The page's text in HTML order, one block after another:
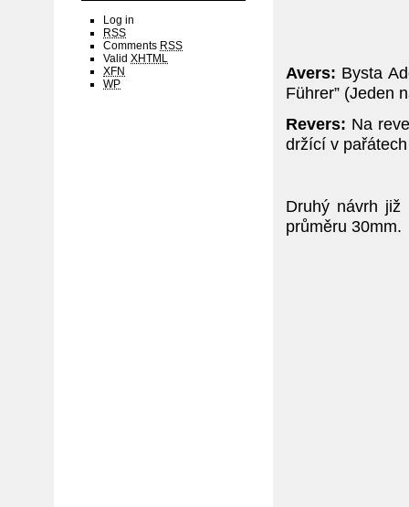
Log in
RSS
Comments RSS
Valid XHTML
XFN
WP
Avers: Bysta
Führer” (Jeden
Revers: Na
držící v
Druhý návrh
průměru 30mm.